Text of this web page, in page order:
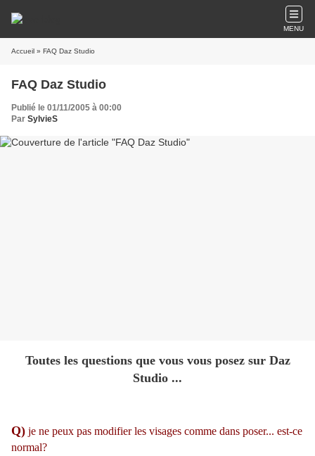
MENU
Accueil » FAQ Daz Studio
FAQ Daz Studio
Publié le 01/11/2005 à 00:00
Par SylvieS
Toutes les questions que vous vous posez sur Daz
Studio ...
Q) je ne peux pas modifier les visages comme dans poser... est-ce
normal?